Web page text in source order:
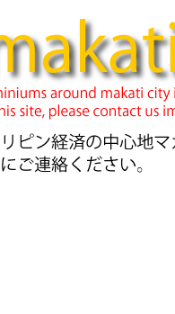
in
ン不動産
どマカティ
リピン経済の中
産投資情報で